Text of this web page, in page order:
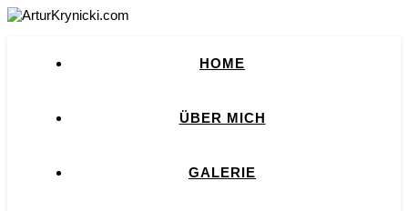
HOME
ÜBER MICH
GALERIE